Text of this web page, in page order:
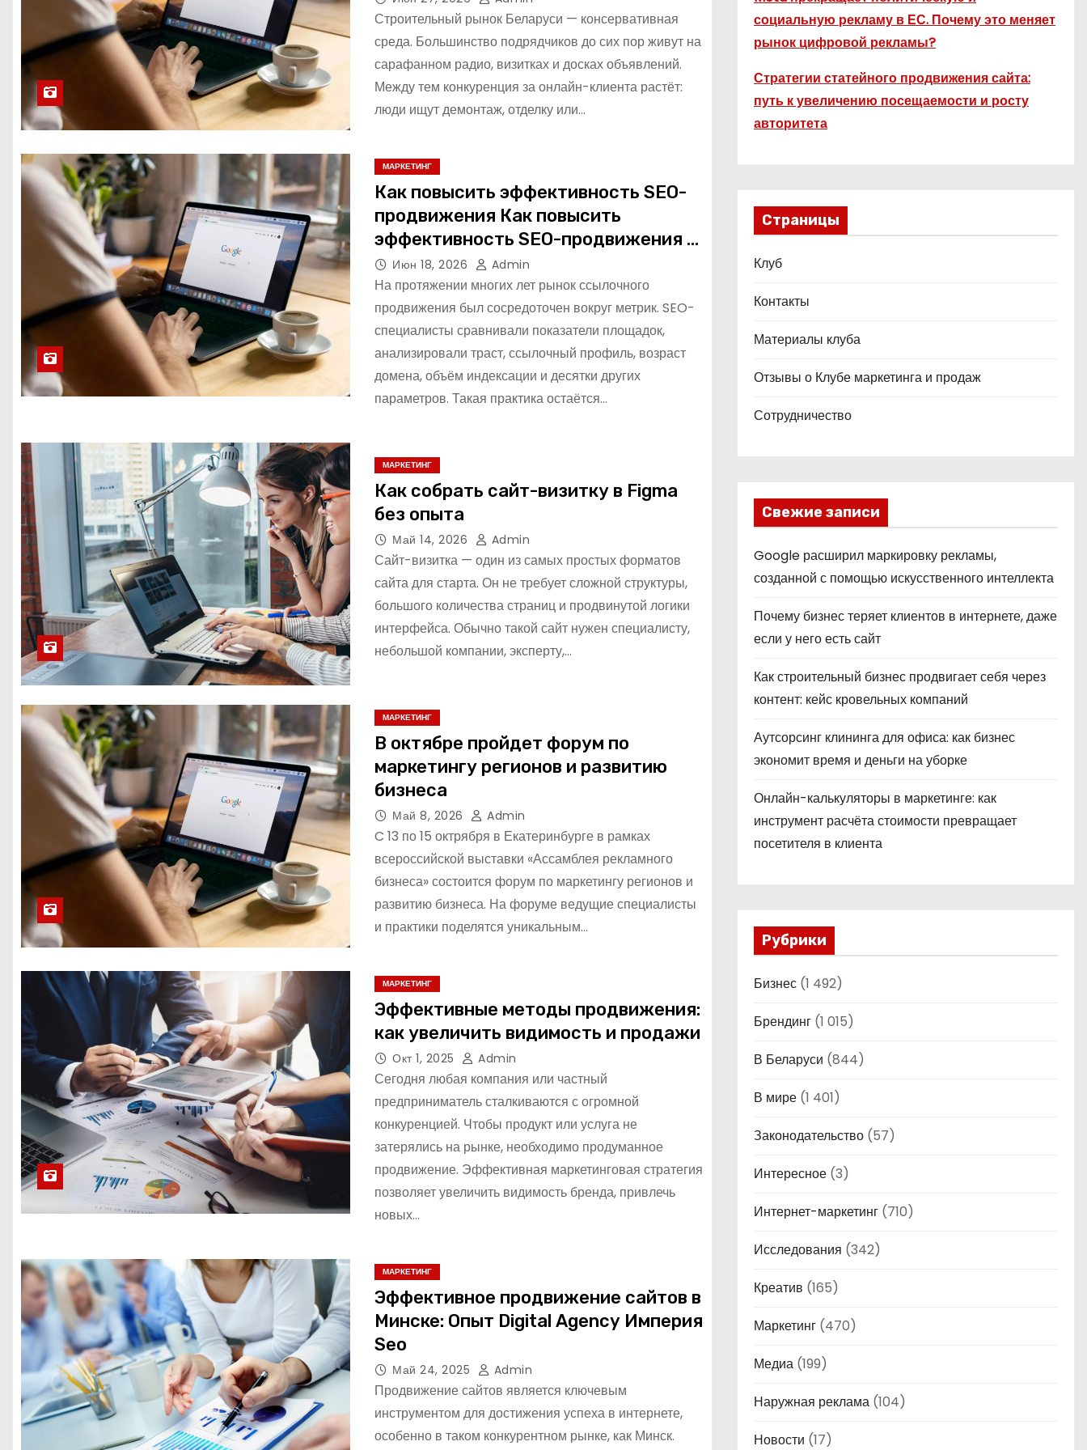
Строительный рынок Беларуси — консервативная
среда. Большинство подрядчиков до сих пор живут на
сарафанном радио, визитках и досках объявлений.
Между тем конкуренция за онлайн-клиента растёт:
люди ищут демонтаж, отделку или…
МАРКЕТИНГ
Как повысить эффективность SEO-
продвижения Как повысить
эффективность SEO-продвижения в
2026 году
Июн 18, 2026 Admin
На протяжении многих лет рынок ссылочного
продвижения был сосредоточен вокруг метрик. SEO-
специалисты сравнивали показатели площадок,
анализировали траст, ссылочный профиль, возраст
домена, объём индексации и десятки других
параметров. Такая практика остаётся…
МАРКЕТИНГ
Как собрать сайт-визитку в Figma
без опыта
Май 14, 2026 Admin
Сайт-визитка — один из самых простых форматов
сайта для старта. Он не требует сложной структуры,
большого количества страниц и продвинутой логики
интерфейса. Обычно такой сайт нужен специалисту,
небольшой компании, эксперту,…
МАРКЕТИНГ
В октябре пройдет форум по
маркетингу регионов и развитию
бизнеса
Май 8, 2026 Admin
C 13 по 15 октрября в Екатеринбурге в рамках
всероссийской выставки «Ассамблея рекламного
бизнеса» состоится форум по маркетингу регионов и
развитию бизнеса. На форуме ведущие специалисты
и практики поделятся уникальным…
МАРКЕТИНГ
Эффективные методы продвижения:
как увеличить видимость и продажи
Окт 1, 2025 Admin
Сегодня любая компания или частный
предприниматель сталкиваются с огромной
конкуренцией. Чтобы продукт или услуга не
затерялись на рынке, необходимо продуманное
продвижение. Эффективная маркетинговая стратегия
позволяет увеличить видимость бренда, привлечь
новых…
МАРКЕТИНГ
Эффективное продвижение сайтов в
Минске: Опыт Digital Agency Империя
Seo
Май 24, 2025 Admin
Продвижение сайтов является ключевым
инструментом для достижения успеха в интернете,
особенно в таком конкурентном рынке, как Минск.
социальную рекламу в ЕС. Почему это меняет
рынок цифровой рекламы?
Стратегии статейного продвижения сайта:
путь к увеличению посещаемости и росту
авторитета
Страницы
Клуб
Контакты
Материалы клуба
Отзывы о Клубе маркетинга и продаж
Сотрудничество
Свежие записи
Google расширил маркировку рекламы,
созданной с помощью искусственного интеллекта
Почему бизнес теряет клиентов в интернете, даже
если у него есть сайт
Как строительный бизнес продвигает себя через
контент: кейс кровельных компаний
Аутсорсинг клининга для офиса: как бизнес
экономит время и деньги на уборке
Онлайн-калькуляторы в маркетинге: как
инструмент расчёта стоимости превращает
посетителя в клиента
Рубрики
Бизнес (1 492)
Брендинг (1 015)
В Беларуси (844)
В мире (1 401)
Законодательство (57)
Интересное (3)
Интернет-маркетинг (710)
Исследования (342)
Креатив (165)
Маркетинг (470)
Медиа (199)
Наружная реклама (104)
Новости (17)